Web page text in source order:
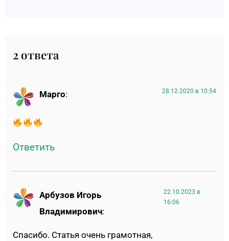
2 ответа
Марго: 28.12.2020 в 10:54
Ответить
Арбузов Игорь
Владимирович:
22.10.2023 в
16:06
Спасибо. Статья очень грамотная,